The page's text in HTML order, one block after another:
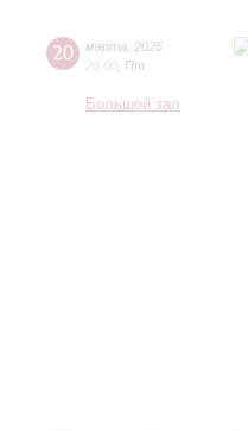
20 марта
2026
20:00 Пт
Большой зал